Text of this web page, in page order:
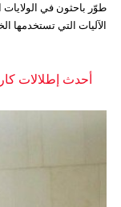
طوّر باحثون في الولايات
الآليات التي تستخدمها
أحدث إطلالات